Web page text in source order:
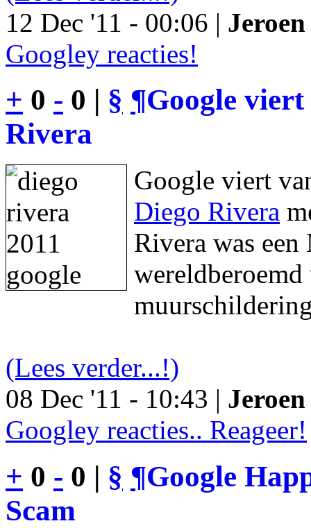
12 Dec '11 - 00:06 |
Googley reacties!
+ 0 - 0 | § ¶Google
Rivera
Google viert
Diego Rivera
Rivera was een
(Lees verder...!)
08 Dec '11 - 10:43 |
Googley reacties.. Reageer!
+ 0 - 0 | § ¶Google
Scam